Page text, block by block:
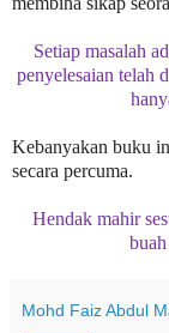
Setiap masalah
penyelesaian telah
Kebanyakan buku
secara percuma.
Hendak mahir
Mohd Faiz Abdul